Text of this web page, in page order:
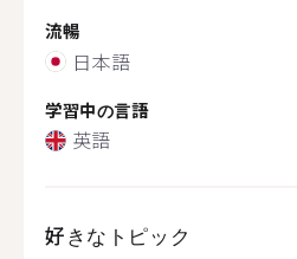
流暢
日本語
学習中の言語
英語
好きなトピック